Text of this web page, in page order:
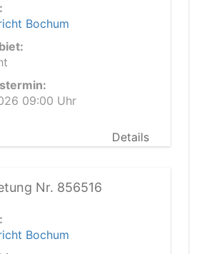
Bochum
09:00 Uhr
Details
Nr. 856516
Bochum